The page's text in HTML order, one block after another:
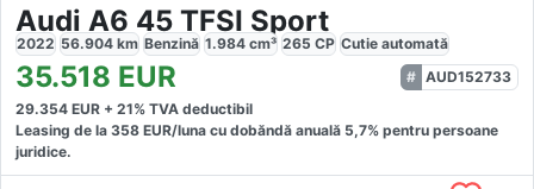
Audi A6 45 TFSI Sport
2022 56.904 km Benzină 1.984 cm³ 265 CP Cutie automată
35.518 EUR
AUD152733
29.354 EUR + 21% TVA deductibil
Leasing de la 358 EUR/luna cu dobăndă anuală 5,7% pentru persoane
juridice.